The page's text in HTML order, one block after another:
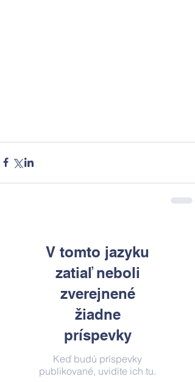
V tomto jazyku
zatiaľ neboli
zverejnené
žiadne
príspevky
Keď budú príspevky
publikované, uvidíte ich tu.